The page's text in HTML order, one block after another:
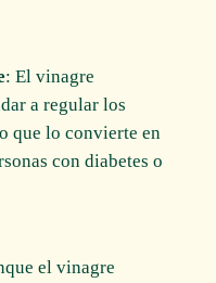
: El vinagre
a regular los
que lo convierte en
con diabetes o
el vinagre